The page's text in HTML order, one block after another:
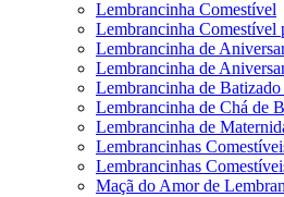
Lembrancinha Comestível
Lembrancinha Comestível
Lembrancinha de
Lembrancinha de
Lembrancinha de
Lembrancinha de Chá de
Lembrancinha de
Lembrancinhas
Lembrancinhas
Maçã do Amor de